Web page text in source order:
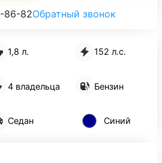
1,8 л. 152 л.с.
4 владельца Бензин
Седан Синий
86-82Обратный звонок